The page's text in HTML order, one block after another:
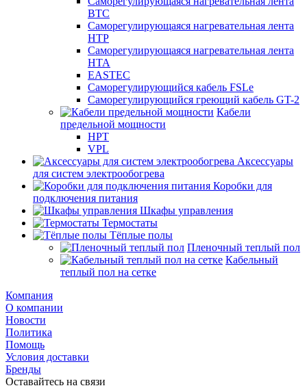
ВТС
Саморегулирующаяся нагревательная лента
НТР
Саморегулирующаяся нагревательная лента
НТА
EASTEC
Саморегулирующийся кабель FSLe
Саморегулирующийся греющий кабель GT-2
Кабели
предельной мощности
HPT
VPL
Аксессуары
для систем электрообогрева
Коробки для
подключения питания
Шкафы управления
Термостаты
Тёплые полы
Пленочный теплый пол
Кабельный
теплый пол на сетке
Компания
О компании
Новости
Политика
Помощь
Условия доставки
Бренды
Оставайтесь на связи